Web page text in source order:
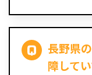
長野県
障して